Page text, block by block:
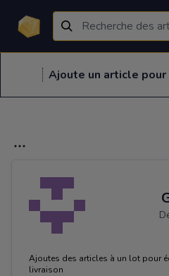
Ajoutes des articles à un lot pour
livraison
Ajoute un article